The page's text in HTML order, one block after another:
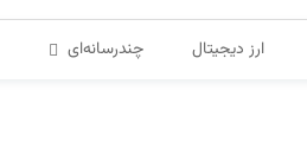
ارز دیجیتال چندرسانه‌ای